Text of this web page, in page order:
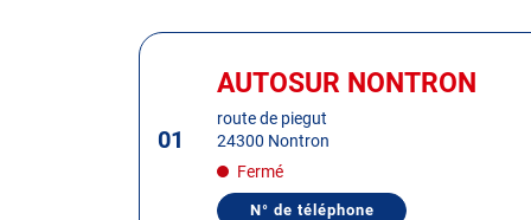
Appuyer
ENTRÉE
01
Centre
AUTOSUR NONTRON
route de piegut
24300 Nontron
Fermé
N° de téléphone